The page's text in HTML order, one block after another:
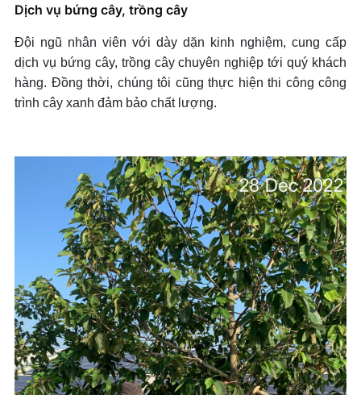
Dịch vụ bứng cây, trồng cây
Đội ngũ nhân viên với dày dặn kinh nghiệm, cung cấp
dịch vụ bứng cây, trồng cây chuyên nghiệp tới quý khách
hàng. Đồng thời, chúng tôi cũng thực hiện thi công công
trình cây xanh đảm bảo chất lượng.